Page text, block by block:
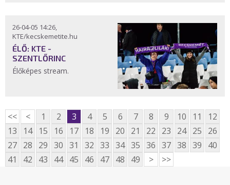
26-04-05 14:26,
KTE/kecskemetite.hu
ÉLŐ: KTE -
SZENTLŐRINC
Élőképes stream.
<< < 1 2 3 4 5 6 7 8 9 10 11
12
13
14 15 16 17 18 19 20 21 22 23 24 25
26
27 28 29 30 31 32 33 34 35 36 37 38 39
40
41
42 43 44 45 46 47 48 49 > >>